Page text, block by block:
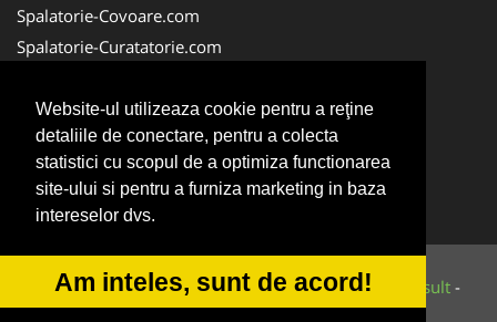
Website-ul utilizeaza cookie pentru a reţine
detaliile de conectare, pentru a colecta
statistici cu scopul de a optimiza functionarea
site-ului si pentru a furniza marketing in baza
intereselor dvs.
Am inteles, sunt de acord!
Spalatorie-Covoare.com
Spalatorie-Curatatorie.com
FirmaDeratizare.ro
Service-Reparatii.com
Servicii-DDD.com
ServiciiAlpinism.ro
© 2014-2026 Powered byVilonMedia&Tokaido Consult -